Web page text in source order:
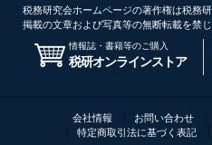
税務研究会ホームページの著作権は税務研
掲載の文章および写真等の無断転載を禁じ
情報誌・書籍等のご購入
税研オンラインストア
会社情報 お問い合わせ
特定商取引法に基づく表記